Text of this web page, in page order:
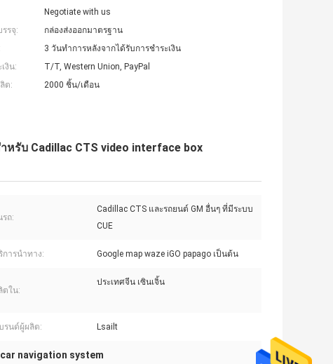
Negotiate with us
รจุ:
กล่องส่งออกมาตรฐาน
3 วันทำการหลังจากได้รับการชำระเงิน
งิน:
T/T, Western Union, PayPal
ต:
2000 ชิ้น/เดือน
หรับ Cadillac CTS video interface box
รถ:
Cadillac CTS และรถยนต์ GM อื่นๆ ที่มีระบบ
CUE
การนำทาง: Google map waze iGO papago เป็นต้น
ตใน:
ประเทศจีน เซินเจิ้น
รนด์ผู้ผลิต: Lsailt
car navigation system